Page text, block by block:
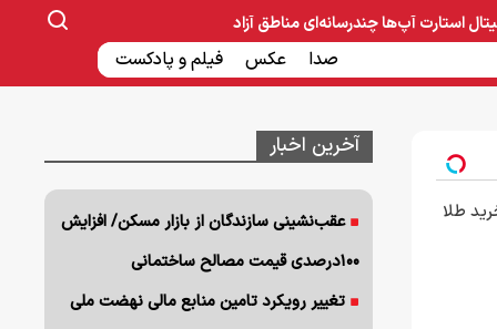
صنایع غذایی و دارویی ساخت و ساز بانک و بیمه
استارت آپ‌هاچندرسانه‌ای
صدا عکس فیلم و پادکست
مناطق آزاد
طلا
آخرین اخبار
عقب‌نشینی سازندگان از بازار مسکن/ افزایش
۱۰۰درصدی قیمت مصالح ساختمانی
تغییر رویکرد تامین منابع مالی نهضت ملی